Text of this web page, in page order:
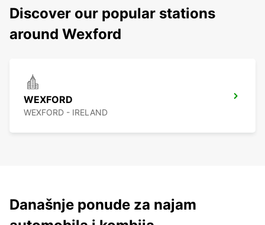
Discover our popular stations
around Wexford
WEXFORD
WEXFORD - IRELAND
Današnje ponude za najam